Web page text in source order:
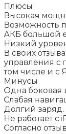
Плюсы
Высокая
Возможность
АКБ большой
Низкий
В своих
управления с
том числе и с
Минусы
Одна боковая
Слабая
Долгий заряд.
Не работает с
Согласно